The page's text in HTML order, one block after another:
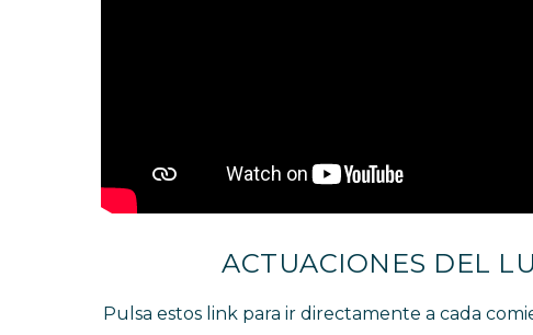
ACTUACIONES DEL
Pulsa estos link para ir directamente a cada